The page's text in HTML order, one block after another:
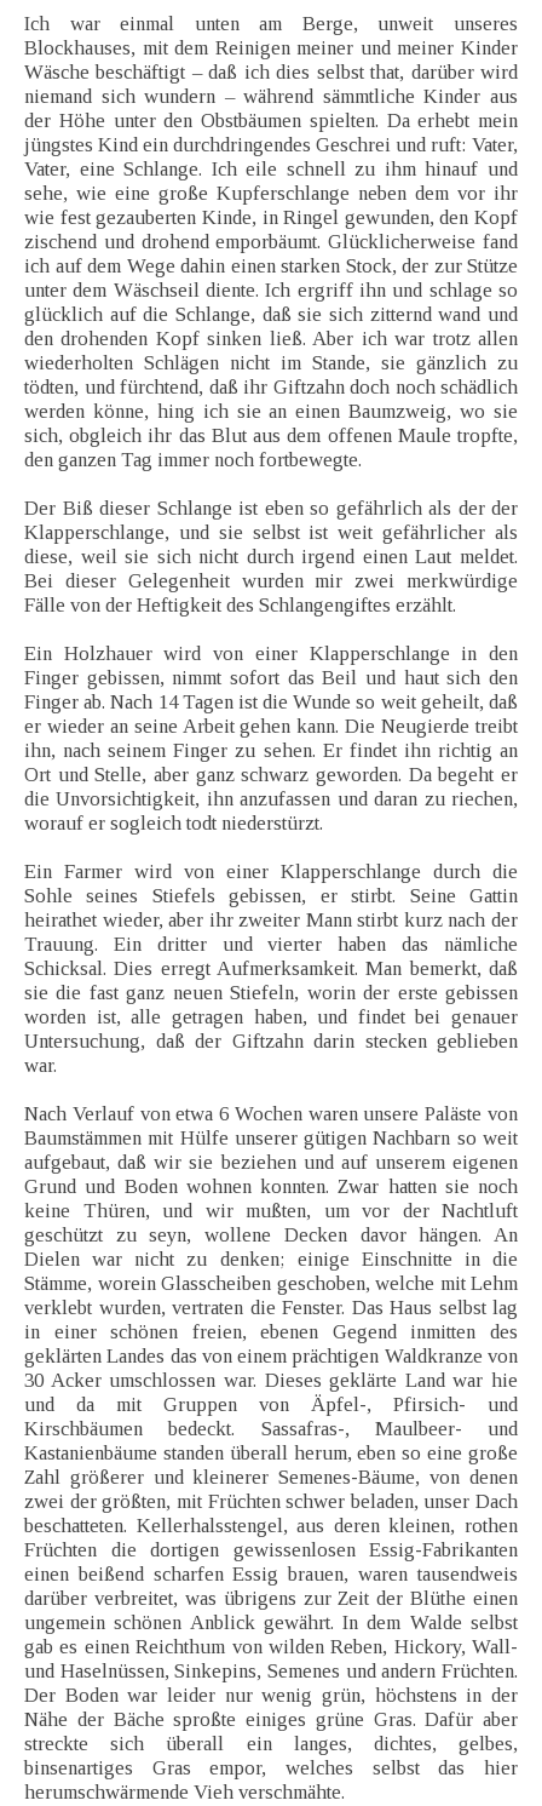
Ich war einmal unten am Berge, unweit unseres
Blockhauses, mit dem Reinigen meiner und meiner Kinder
Wäsche beschäftigt – daß ich dies selbst that, darüber wird
niemand sich wundern – während sämmtliche Kinder aus
der Höhe unter den Obstbäumen spielten. Da erhebt mein
jüngstes Kind ein durchdringendes Geschrei und ruft: Vater,
Vater, eine Schlange. Ich eile schnell zu ihm hinauf und
sehe, wie eine große Kupferschlange neben dem vor ihr
wie fest gezauberten Kinde, in Ringel gewunden, den Kopf
zischend und drohend emporbäumt. Glücklicherweise fand
ich auf dem Wege dahin einen starken Stock, der zur Stütze
unter dem Wäschseil diente. Ich ergriff ihn und schlage so
glücklich auf die Schlange, daß sie sich zitternd wand und
den drohenden Kopf sinken ließ. Aber ich war trotz allen
wiederholten Schlägen nicht im Stande, sie gänzlich zu
tödten, und fürchtend, daß ihr Giftzahn doch noch schädlich
werden könne, hing ich sie an einen Baumzweig, wo sie
sich, obgleich ihr das Blut aus dem offenen Maule tropfte,
den ganzen Tag immer noch fortbewegte.
Der Biß dieser Schlange ist eben so gefährlich als der der
Klapperschlange, und sie selbst ist weit gefährlicher als
diese, weil sie sich nicht durch irgend einen Laut meldet.
Bei dieser Gelegenheit wurden mir zwei merkwürdige
Fälle von der Heftigkeit des Schlangengiftes erzählt.
Ein Holzhauer wird von einer Klapperschlange in den
Finger gebissen, nimmt sofort das Beil und haut sich den
Finger ab. Nach 14 Tagen ist die Wunde so weit geheilt, daß
er wieder an seine Arbeit gehen kann. Die Neugierde treibt
ihn, nach seinem Finger zu sehen. Er findet ihn richtig an
Ort und Stelle, aber ganz schwarz geworden. Da begeht er
die Unvorsichtigkeit, ihn anzufassen und daran zu riechen,
worauf er sogleich todt niederstürzt.
Ein Farmer wird von einer Klapperschlange durch die
Sohle seines Stiefels gebissen, er stirbt. Seine Gattin
heirathet wieder, aber ihr zweiter Mann stirbt kurz nach der
Trauung. Ein dritter und vierter haben das nämliche
Schicksal. Dies erregt Aufmerksamkeit. Man bemerkt, daß
sie die fast ganz neuen Stiefeln, worin der erste gebissen
worden ist, alle getragen haben, und findet bei genauer
Untersuchung, daß der Giftzahn darin stecken geblieben
war.
Nach Verlauf von etwa 6 Wochen waren unsere Paläste von
Baumstämmen mit Hülfe unserer gütigen Nachbarn so weit
aufgebaut, daß wir sie beziehen und auf unserem eigenen
Grund und Boden wohnen konnten. Zwar hatten sie noch
keine Thüren, und wir mußten, um vor der Nachtluft
geschützt zu seyn, wollene Decken davor hängen. An
Dielen war nicht zu denken; einige Einschnitte in die
Stämme, worein Glasscheiben geschoben, welche mit Lehm
verklebt wurden, vertraten die Fenster. Das Haus selbst lag
in einer schönen freien, ebenen Gegend inmitten des
geklärten Landes das von einem prächtigen Waldkranze von
30 Acker umschlossen war. Dieses geklärte Land war hie
und da mit Gruppen von Äpfel-, Pfirsich- und
Kirschbäumen bedeckt. Sassafras-, Maulbeer- und
Kastanienbäume standen überall herum, eben so eine große
Zahl größerer und kleinerer Semenes-Bäume, von denen
zwei der größten, mit Früchten schwer beladen, unser Dach
beschatteten. Kellerhalsstengel, aus deren kleinen, rothen
Früchten die dortigen gewissenlosen Essig-Fabrikanten
einen beißend scharfen Essig brauen, waren tausendweis
darüber verbreitet, was übrigens zur Zeit der Blüthe einen
ungemein schönen Anblick gewährt. In dem Walde selbst
gab es einen Reichthum von wilden Reben, Hickory, Wall-
und Haselnüssen, Sinkepins, Semenes und andern Früchten.
Der Boden war leider nur wenig grün, höchstens in der
Nähe der Bäche sproßte einiges grüne Gras. Dafür aber
streckte sich überall ein langes, dichtes, gelbes,
binsenartiges Gras empor, welches selbst das hier
herumschwärmende Vieh verschmähte.